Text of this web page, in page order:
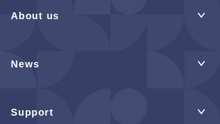
About us
News
Support